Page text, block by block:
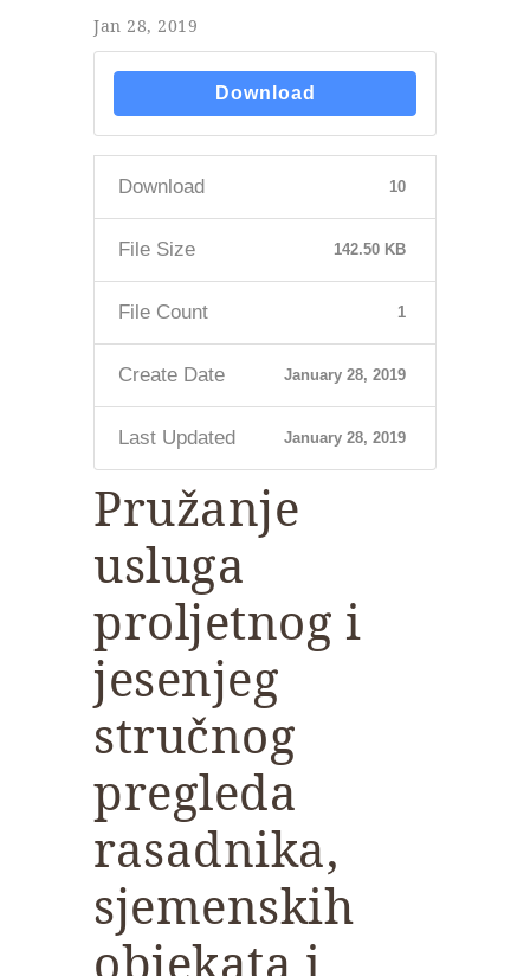
Jan 28, 2019
Download
Download 10
File Size 142.50 KB
File Count 1
Create Date January 28, 2019
Last Updated January 28, 2019
Pružanje
usluga
proljetnog i
jesenjeg
stručnog
pregleda
rasadnika,
sjemenskih
objekata i